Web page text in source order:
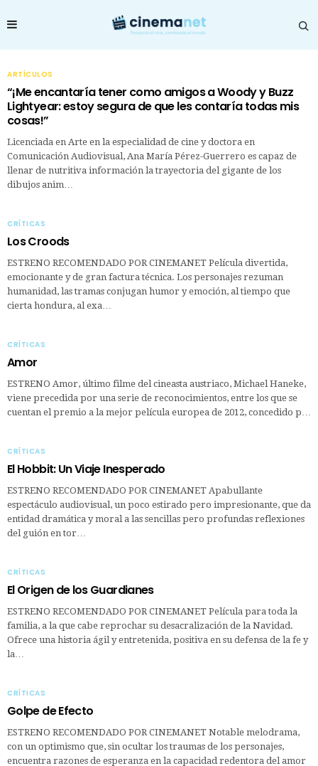
ARTÍCULOS
“¡Me encantaría tener como amigos a Woody y Buzz
Lightyear: estoy segura de que les contaría todas mis
cosas!”
Licenciada en Arte en la especialidad de cine y doctora en
Comunicación Audiovisual, Ana María Pérez-Guerrero es capaz de
llenar de nutritiva información la trayectoria del gigante de los
dibujos anim…
CRÍTICAS
Los Croods
ESTRENO RECOMENDADO POR CINEMANET Película divertida,
emocionante y de gran factura técnica. Los personajes rezuman
humanidad, las tramas conjugan humor y emoción, al tiempo que
cierta hondura, al exa…
CRÍTICAS
Amor
ESTRENO Amor, último filme del cineasta austriaco, Michael Haneke,
viene precedida por una serie de reconocimientos, entre los que se
cuentan el premio a la mejor película europea de 2012, concedido p…
CRÍTICAS
El Hobbit: Un Viaje Inesperado
ESTRENO RECOMENDADO POR CINEMANET Apabullante
espectáculo audiovisual, un poco estirado pero impresionante, que da
entidad dramática y moral a las sencillas pero profundas reflexiones
del guión en tor…
CRÍTICAS
El Origen de los Guardianes
ESTRENO RECOMENDADO POR CINEMANET Película para toda la
familia, a la que cabe reprochar su desacralización de la Navidad.
Ofrece una historia ágil y entretenida, positiva en su defensa de la fe y
la…
CRÍTICAS
Golpe de Efecto
ESTRENO RECOMENDADO POR CINEMANET Notable melodrama,
con un optimismo que, sin ocultar los traumas de los personajes,
encuentra razones de esperanza en la capacidad redentora del amor